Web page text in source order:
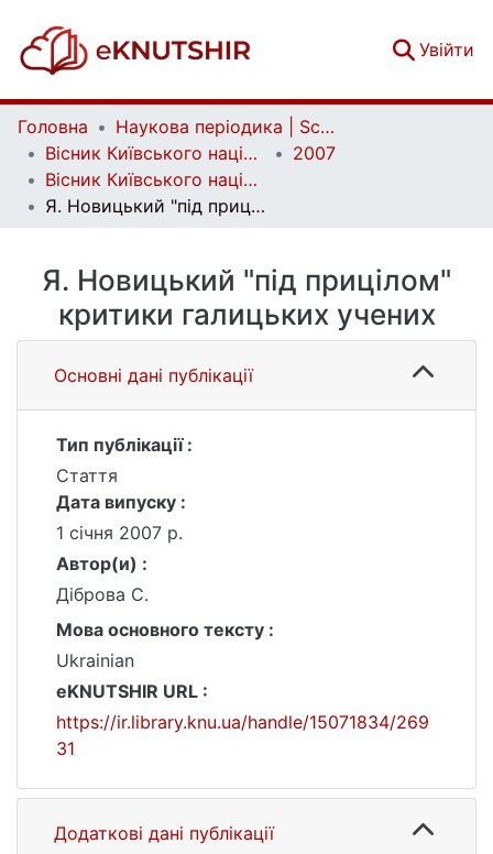
Увійти
Головна
Наукова періодика | Scientific periodicals
Вісник Київського національного університету імені Тараса Шевченка. Історія | Bulletin of Taras Shevchenko National University of Kyiv. History
2007
Вісник Київського національного університету імені Тараса Шевченка. Історія. Вип. 91-93
Я. Новицький "під прицілом" критики галицьких учених
Я. Новицький "під прицілом"
критики галицьких учених
Основні дані публікації
Тип публікації :
Стаття
Дата випуску :
1 січня 2007 р.
Автор(и) :
Діброва С.
Мова основного тексту :
Ukrainian
eKNUTSHIR URL :
https://ir.library.knu.ua/handle/15071834/269
31
Додаткові дані публікації